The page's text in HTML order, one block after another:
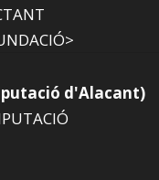
d'Alacant)